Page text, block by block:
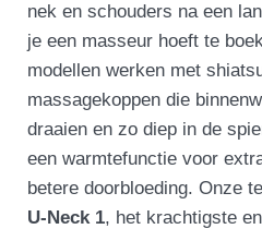
nek en schouders na een
je een masseur hoeft te
modellen werken met
massagekoppen die
draaien en zo diep in de
een warmtefunctie voor
betere doorbloeding. Onze
U-Neck 1, het krachtigste